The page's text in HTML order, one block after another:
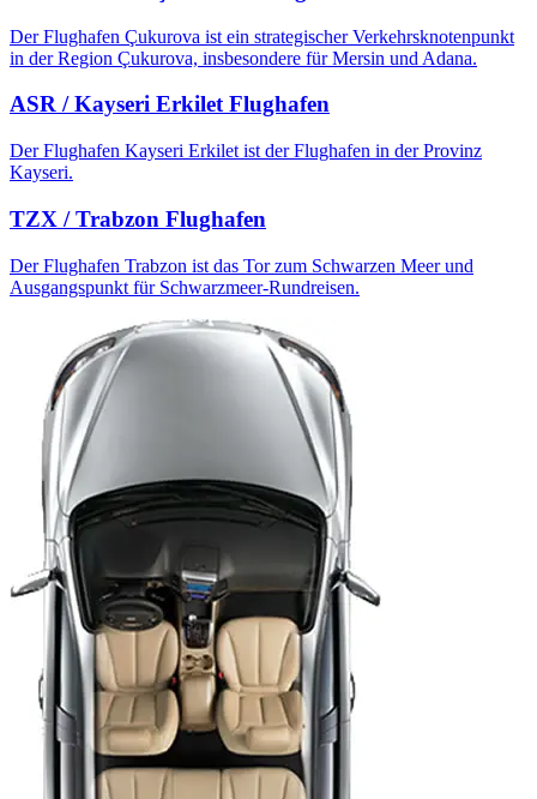
Der Flughafen Çukurova ist ein strategischer Verkehrsknotenpunkt
in der Region Çukurova, insbesondere für Mersin und Adana.
ASR / Kayseri Erkilet Flughafen
Der Flughafen Kayseri Erkilet ist der Flughafen in der Provinz
Kayseri.
TZX / Trabzon Flughafen
Der Flughafen Trabzon ist das Tor zum Schwarzen Meer und
Ausgangspunkt für Schwarzmeer-Rundreisen.